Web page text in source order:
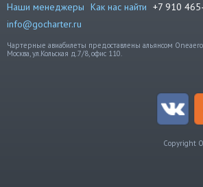
Наши менеджеры Как нас найти +7 910
info@gocharter.ru
Чартерные авиабилеты предоставлены альянсом
Москва, ул.Кольская д.7/8, офис 110.
Copyright